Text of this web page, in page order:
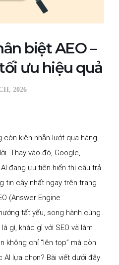
biệt AEO –
ưu hiệu quả
2026
còn kiên nhẫn lướt qua hàng
Thay vào đó, Google,
đang ưu tiên hiển thị câu trả
tin cậy nhất ngay trên trang
(Answer Engine
tất yếu, song hành cùng
gì, khác gì với SEO và làm
không chỉ “lên top” mà còn
lựa chọn? Bài viết dưới đây